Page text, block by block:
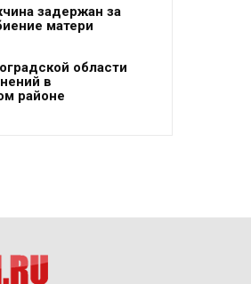
задержан за
матери
области
в
районе